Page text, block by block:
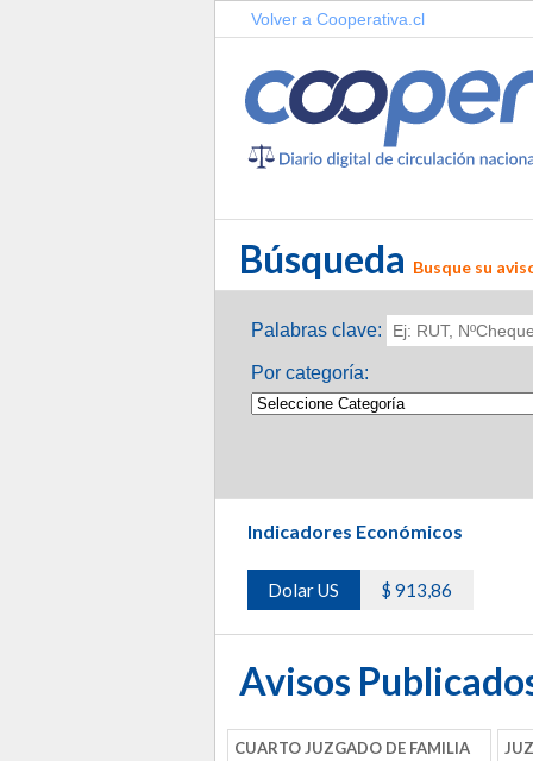
Volver a Cooperativa.cl
Búsqueda Busque su
Palabras clave:
Por categoría:
Indicadores Económicos
Dolar US $ 913,86
Avisos
CUARTO JUZGADO DE FAMILIA